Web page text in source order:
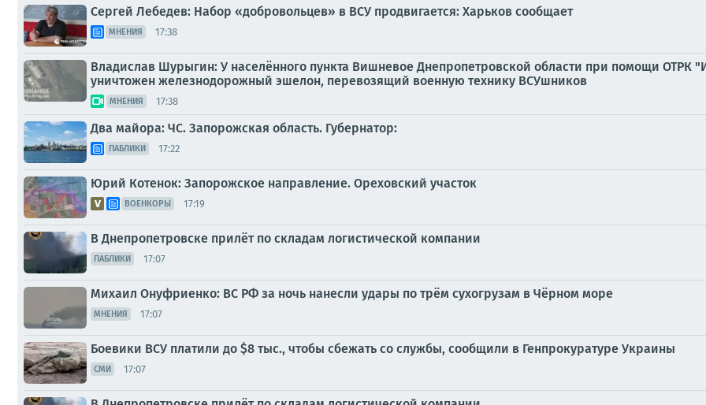
Сергей Лебедев: Набор «добровольцев» в ВСУ продвигается: Харьков сообщает
МНЕНИЯ 17:38
Владислав Шурыгин: У населённого пункта Вишневое Днепропетровской области при помощи ОТРК
уничтожен железнодорожный эшелон, перевозящий военную технику ВСУшников
МНЕНИЯ 17:38
Два майора: ЧС. Запорожская область. Губернатор:
ПАБЛИКИ 17:22
Юрий Котенок: Запорожское направление. Ореховский участок
ВОЕНКОРЫ 17:19
В Днепропетровске прилёт по складам логистической компании
ПАБЛИКИ 17:07
Михаил Онуфриенко: ВС РФ за ночь нанесли удары по трём сухогрузам в Чёрном море
МНЕНИЯ 17:07
Боевики ВСУ платили до $8 тыс., чтобы сбежать со службы, сообщили в Генпрокуратуре Украины
СМИ 17:07